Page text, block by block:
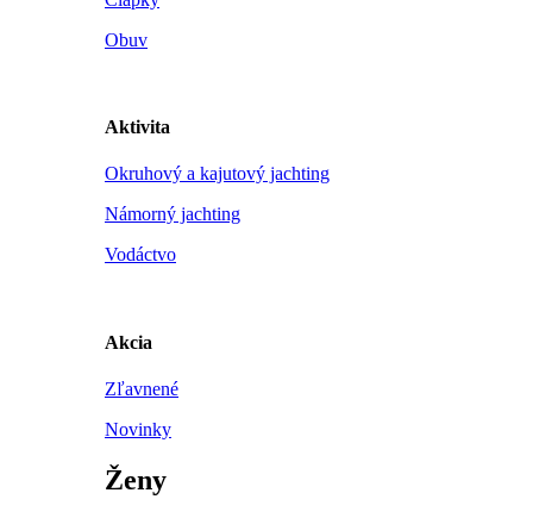
Obuv
Aktivita
Okruhový a kajutový jachting
Námorný jachting
Vodáctvo
Akcia
Zľavnené
Novinky
Ženy